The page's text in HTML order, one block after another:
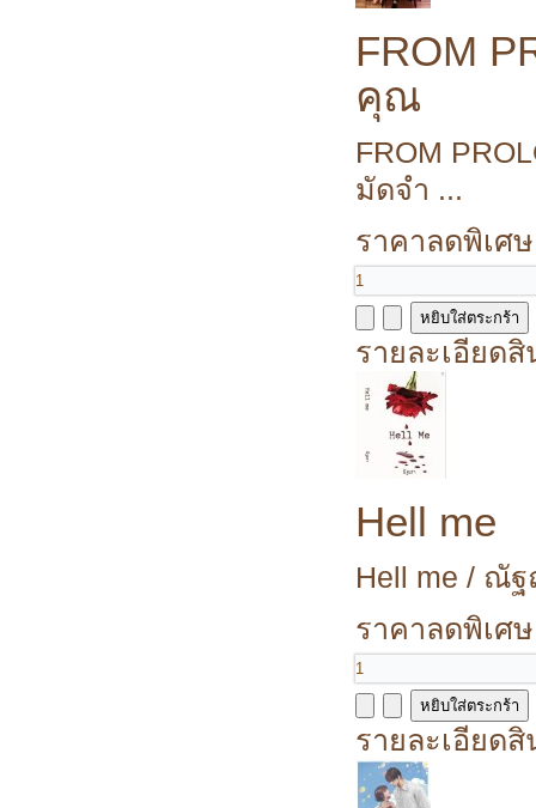
FROM
คุณ
FROM
มัดจำ ...
ราคาลดพิเศ
รายละเอียด
Hell me
Hell me / ณั
ราคาลดพิเศ
รายละเอียด